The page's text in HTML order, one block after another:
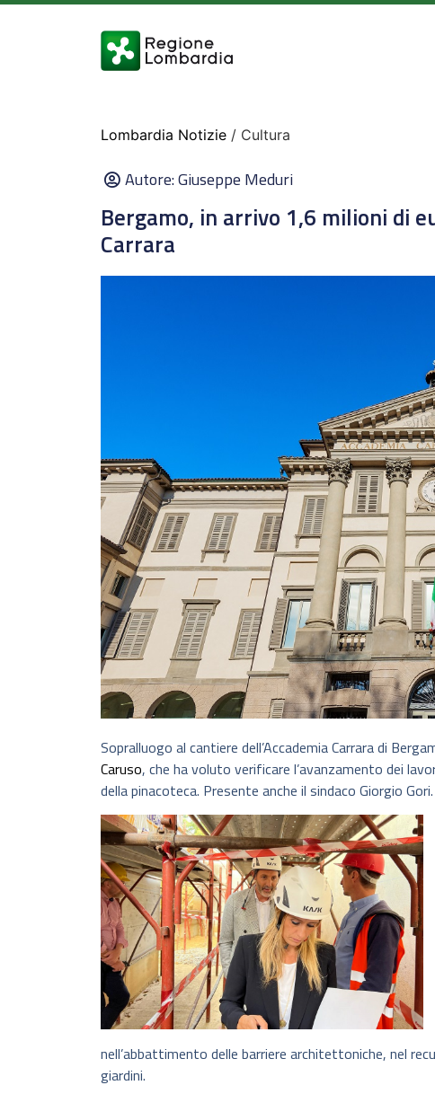
Lombardia Notizie / Cultura
Autore:Giuseppe Meduri
Bergamo, in arrivo 1,6 milioni di
Carrara
Sopralluogo al cantiere dell’Accademia Carrara di
Caruso, che ha voluto verificare l’avanzamento dei
della pinacoteca. Presente anche il sindaco Giorgio Gori.
nell’abbattimento delle barriere architettoniche, nel
giardini.